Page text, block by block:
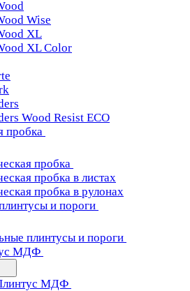
Wise
XL
XL Color
Wood Resist ECO
пробка
пробка
пробка в листах
пробка в рулонах
и пороги
плинтусы и пороги
МДФ
МДФ